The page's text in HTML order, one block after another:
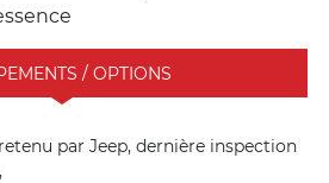
/ OPTIONS
par Jeep, dernière inspection